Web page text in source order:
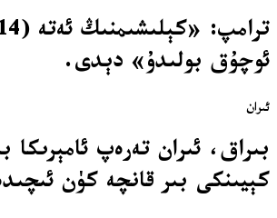
ئوچۇق بولىدۇ» دېدى.
ئىران
بىراق، ئىران تەرەپ
كېيىنكى بىر قانچە كۈن